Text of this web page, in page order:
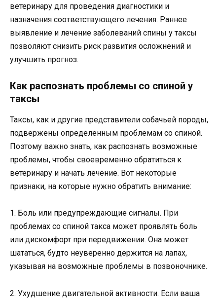
ветеринару для проведения диагностики и
назначения соответствующего лечения. Раннее
выявление и лечение заболеваний спины у таксы
позволяют снизить риск развития осложнений и
улучшить прогноз.
Как распознать проблемы со спиной у
таксы
Таксы, как и другие представители собачьей породы,
подвержены определенным проблемам со спиной.
Поэтому важно знать, как распознать возможные
проблемы, чтобы своевременно обратиться к
ветеринару и начать лечение. Вот некоторые
признаки, на которые нужно обратить внимание:
1. Боль или предупреждающие сигналы. При
проблемах со спиной такса может проявлять боль
или дискомфорт при передвижении. Она может
шататься, будто неуверенно держится на лапах,
указывая на возможные проблемы в позвоночнике.
2. Ухудшение двигательной активности. Если ваша